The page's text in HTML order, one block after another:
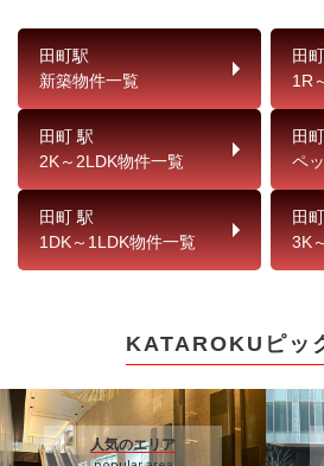
田町駅
新築物件一覧
田
1R
田町 駅
2K～2LDK物件一覧
田
ペ
田町 駅
1DK～1LDK物件一覧
田
3K
KATAROKUピッ
人気のエリア